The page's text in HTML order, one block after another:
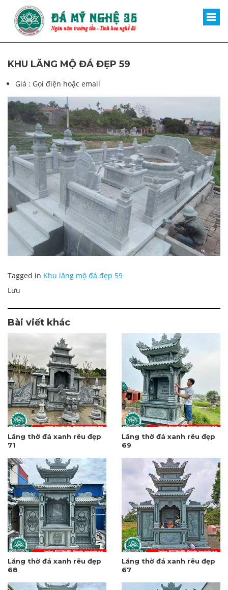
KHU LĂNG MỘ ĐÁ ĐẸP 59
Giá : Gọi điện hoặc email
Tagged in Khu lăng mộ đá đẹp 59
Lưu
Bài viết khác
Lăng thờ đá xanh rêu đẹp
71
Lăng thờ đá xanh rêu đẹp
69
Lăng thờ đá xanh rêu đẹp
68
Lăng thờ đá xanh rêu đẹp
67